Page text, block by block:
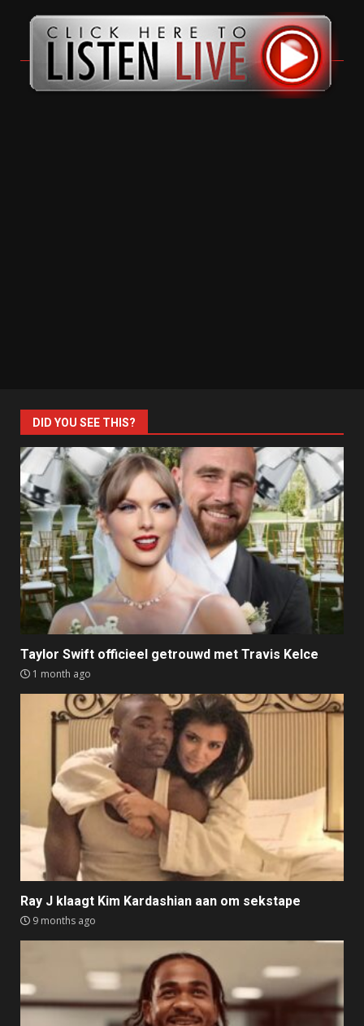
DID YOU SEE THIS?
Taylor Swift officieel getrouwd met Travis Kelce
1 month ago
Ray J klaagt Kim Kardashian aan om sekstape
9 months ago